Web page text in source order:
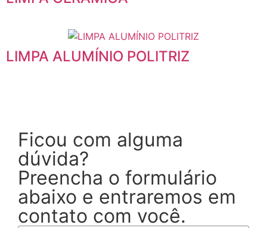
LIMPA ALUMÍNIO POLITRIZ
Ficou com alguma
dúvida?
Preencha o formulário
abaixo e entraremos em
contato com você.